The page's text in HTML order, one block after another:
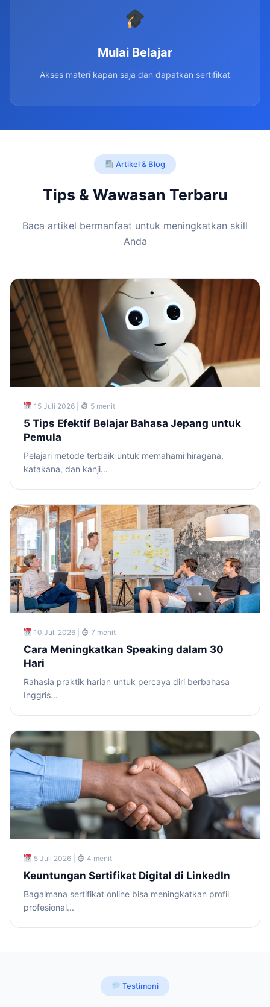
Mulai Belajar
Akses materi kapan saja dan dapatkan sertifikat
Artikel & Blog
Tips & Wawasan Terbaru
Baca artikel bermanfaat untuk meningkatkan skill
Anda
15 Juli 2026 | 5 menit
5 Tips Efektif Belajar Bahasa Jepang untuk
Pemula
Pelajari metode terbaik untuk memahami hiragana,
katakana, dan kanji...
10 Juli 2026 | 7 menit
Cara Meningkatkan Speaking dalam 30
Hari
Rahasia praktik harian untuk percaya diri berbahasa
Inggris...
5 Juli 2026 | 4 menit
Keuntungan Sertifikat Digital di LinkedIn
Bagaimana sertifikat online bisa meningkatkan profil
profesional...
Testimoni